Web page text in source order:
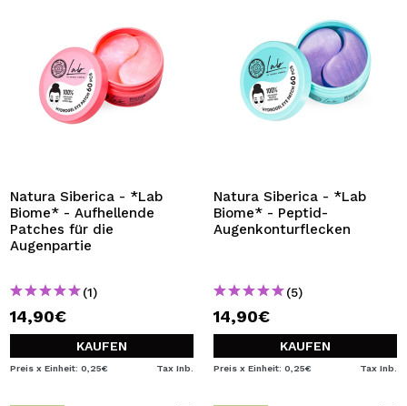
Natura Siberica - *Lab
Biome* - Aufhellende
Patches für die
Augenpartie
(1)
14,90€
KAUFEN
Preis x Einheit: 0,25€ Tax Inb.
Natura Siberica - *Lab
Biome* - Peptid-
Augenkonturflecken
(5)
14,90€
KAUFEN
Preis x Einheit: 0,25€ Tax Inb.